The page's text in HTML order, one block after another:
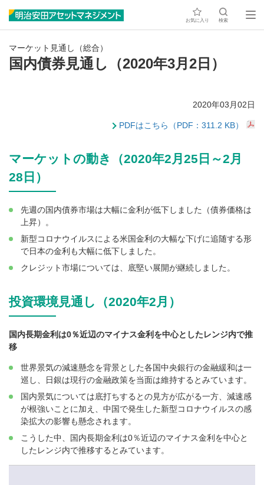
お気に入り 検索
マーケット見通し（総合）
国内債券見通し（2020年3月2日）
2020年03月02日
PDFはこちら（PDF：311.2 KB）
マーケットの動き（2020年2月25日～2月
28日）
先週の国内債券市場は大幅に金利が低下しました（債券価格は
上昇）。
新型コロナウイルスによる米国金利の大幅な下げに追随する形
で日本の金利も大幅に低下しました。
クレジット市場については、底堅い展開が継続しました。
投資環境見通し（2020年2月）
国内長期金利は0％近辺のマイナス金利を中心としたレンジ内で推
移
世界景気の減速懸念を背景とした各国中央銀行の金融緩和は一
巡し、日銀は現行の金融政策を当面は維持するとみています。
国内景気については底打ちするとの見方が広がる一方、減速感
が根強いことに加え、中国で発生した新型コロナウイルスの感
染拡大の影響も懸念されます。
こうした中、国内長期金利は0％近辺のマイナス金利を中心と
したレンジ内で推移するとみています。